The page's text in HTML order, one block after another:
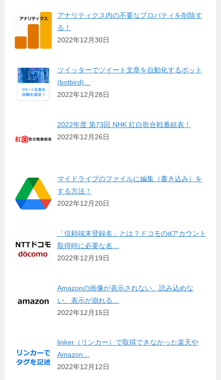
アナリティクス内の不要なプロパティを削除す
る！
2022年12月30日
ツイッターでツイート文章を自動化するボット
(botbird)…
2022年12月28日
2022年度 第73回 NHK 紅白歌合戦番組表！
2022年12月26日
マイドライブのファイルに編集（書き込み）を
する方法！
2022年12月20日
「信頼端末登録名」とは？ドコモのdアカウント
取得時に必要な名…
2022年12月19日
Amazonの画像が表示されない、読み込めな
い、表示が崩れる…
2022年12月15日
linker（リンカー）で取得できなかった楽天や
Amazon…
2022年12月12日